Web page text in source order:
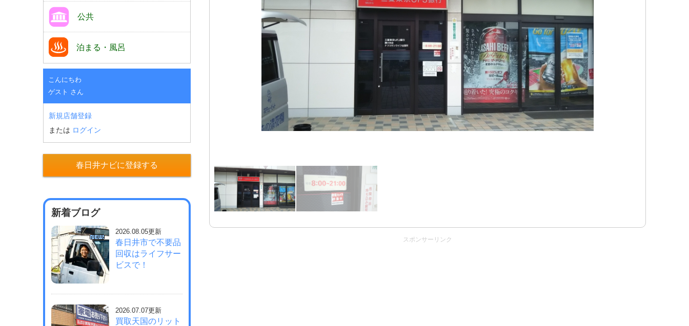
スポンサーリンク
公共
泊まる・風呂
こんにちわ
ゲスト さん
新規店舗登録
または ログイン
春日井ナビに登録する
新着ブログ
2026.08.05更新
春日井市で不要品
回収はライフサー
ビスで！
2026.07.07更新
買取天国のリット